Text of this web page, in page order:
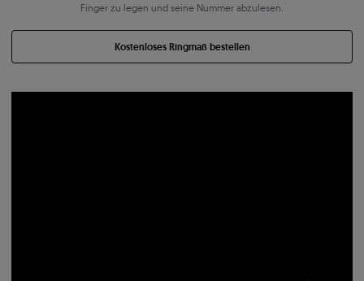
Finger zu legen und seine Nummer abzulesen.
Kostenloses Ringmaß bestellen